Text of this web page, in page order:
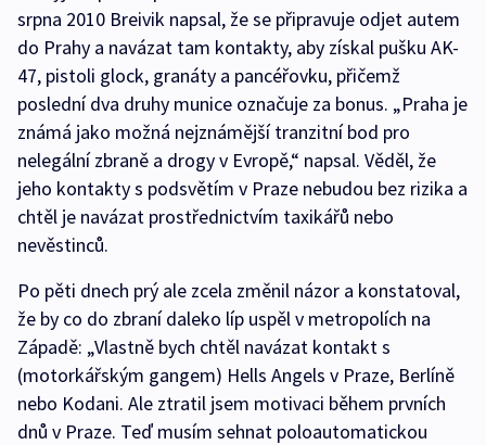
srpna 2010 Breivik napsal, že se připravuje odjet autem
do Prahy a navázat tam kontakty, aby získal pušku AK-
47, pistoli glock, granáty a pancéřovku, přičemž
poslední dva druhy munice označuje za bonus. „Praha je
známá jako možná nejznámější tranzitní bod pro
nelegální zbraně a drogy v Evropě,“ napsal. Věděl, že
jeho kontakty s podsvětím v Praze nebudou bez rizika a
chtěl je navázat prostřednictvím taxikářů nebo
nevěstinců.
Po pěti dnech prý ale zcela změnil názor a konstatoval,
že by co do zbraní daleko líp uspěl v metropolích na
Západě: „Vlastně bych chtěl navázat kontakt s
(motorkářským gangem) Hells Angels v Praze, Berlíně
nebo Kodani. Ale ztratil jsem motivaci během prvních
dnů v Praze. Teď musím sehnat poloautomatickou